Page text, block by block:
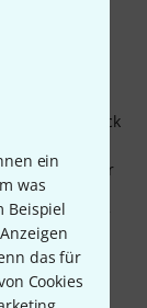
ein
was
Beispiel
das für
Cookies
Geräte im Rack
Keys-
die Löcher
Man kann
Geräte auf